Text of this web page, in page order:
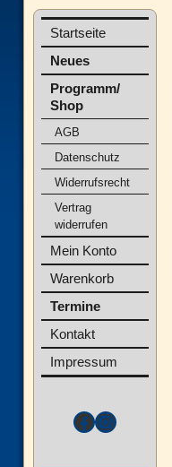
Startseite
Neues
Programm/
Shop
AGB
Datenschutz
Widerrufsrecht
Vertrag
widerrufen
Mein Konto
Warenkorb
Termine
Kontakt
Impressum